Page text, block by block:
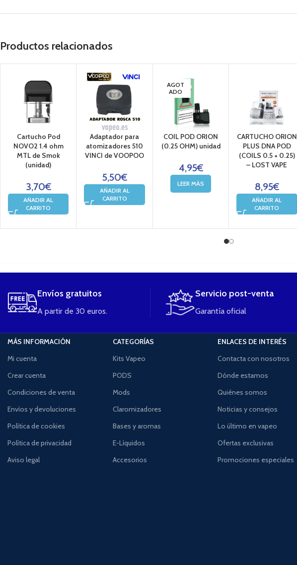
Productos relacionados
Cartucho Pod
NOVO2 1.4 ohm
MTL de Smok
(unidad)
3,70€
AÑADIR AL
CARRITO
Adaptador para
atomizadores 510
VINCI de VOOPOO
5,50€
AÑADIR AL
CARRITO
AGOT
ADO
COIL POD ORION
(0.25 OHM) unidad
4,95€
LEER MÁS
CARTUCHO ORION
PLUS DNA POD
(COILS 0.5 + 0.25)
– LOST VAPE
8,95€
AÑADIR AL
CARRITO
Envíos gratuitos
A partir de 30 euros.
Servicio post-venta
Garantía oficial
MÁS INFORMACIÓN
Mi cuenta
Crear cuenta
Condiciones de venta
Envíos y devoluciones
Política de cookies
Política de privacidad
Aviso legal
CATEGORÍAS
Kits Vapeo
PODS
Mods
Claromizadores
Bases y aromas
E-Líquidos
Accesorios
ENLACES DE INTERÉS
Contacta con nosotros
Dónde estamos
Quiénes somos
Noticias y consejos
Lo último en vapeo
Ofertas exclusivas
Promociones especiales